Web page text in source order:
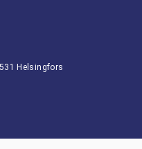
Helsingfors